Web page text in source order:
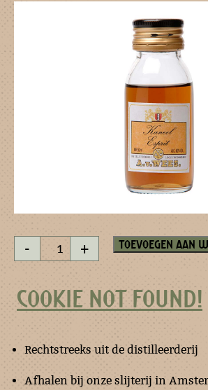
-
Kaneel
esprit
aantal
+ Toevoegen aan
COOKIE NOT FOUND!
Rechtstreeks uit de distilleerderij
Afhalen bij onze slijterij in